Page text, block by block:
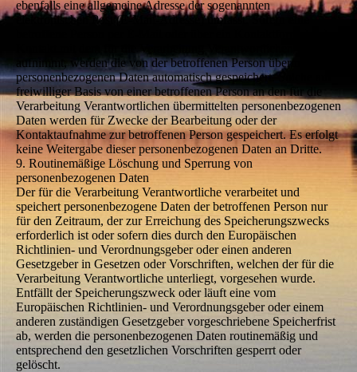
ebenfalls eine allgemeine Adresse der sogenannten
elektronischen Post (E-Mail-Adresse) umfasst. Sofern eine
aufnimmt, werden die von der betroffenen Person übermittelten
personenbezogenen Daten automatisch gespeichert. Solche auf
freiwilliger Basis von einer betroffenen Person an den für die
Verarbeitung Verantwortlichen übermittelten personenbezogenen
Daten werden für Zwecke der Bearbeitung oder der
Kontaktaufnahme zur betroffenen Person gespeichert. Es erfolgt
keine Weitergabe dieser personenbezogenen Daten an Dritte.
9. Routinemäßige Löschung und Sperrung von
personenbezogenen Daten
Der für die Verarbeitung Verantwortliche verarbeitet und
speichert personenbezogene Daten der betroffenen Person nur
für den Zeitraum, der zur Erreichung des Speicherungszwecks
erforderlich ist oder sofern dies durch den Europäischen
Richtlinien- und Verordnungsgeber oder einen anderen
Gesetzgeber in Gesetzen oder Vorschriften, welchen der für die
Verarbeitung Verantwortliche unterliegt, vorgesehen wurde.
Entfällt der Speicherungszweck oder läuft eine vom
Europäischen Richtlinien- und Verordnungsgeber oder einem
anderen zuständigen Gesetzgeber vorgeschriebene Speicherfrist
ab, werden die personenbezogenen Daten routinemäßig und
entsprechend den gesetzlichen Vorschriften gesperrt oder
gelöscht.